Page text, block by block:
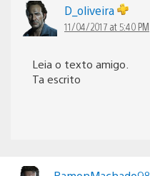
D_oliveira
11/04/2017 at 5:40 PM
Leia o texto amigo.
Ta escrito